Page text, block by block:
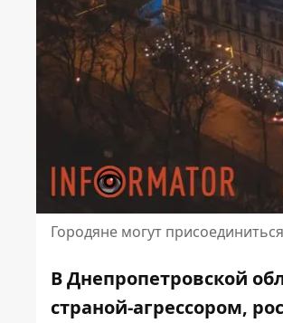
Городяне могут
В Днепропетровской
страной-агрессором,